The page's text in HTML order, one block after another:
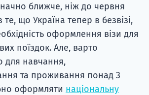
ближче, ніж до червня
те, що Україна тепер в безвізі,
оформлення візи для
поїздок. Але, варто
для навчання,
та проживання понад 3
оформляти національну